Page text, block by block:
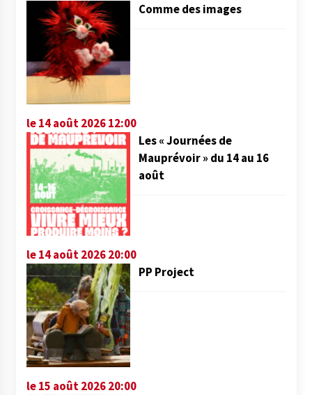
Comme des images
le 14 août 2026 12:00
Les « Journées de
Mauprévoir » du 14 au 16
août
le 14 août 2026 20:00
PP Project
le 15 août 2026 20:00